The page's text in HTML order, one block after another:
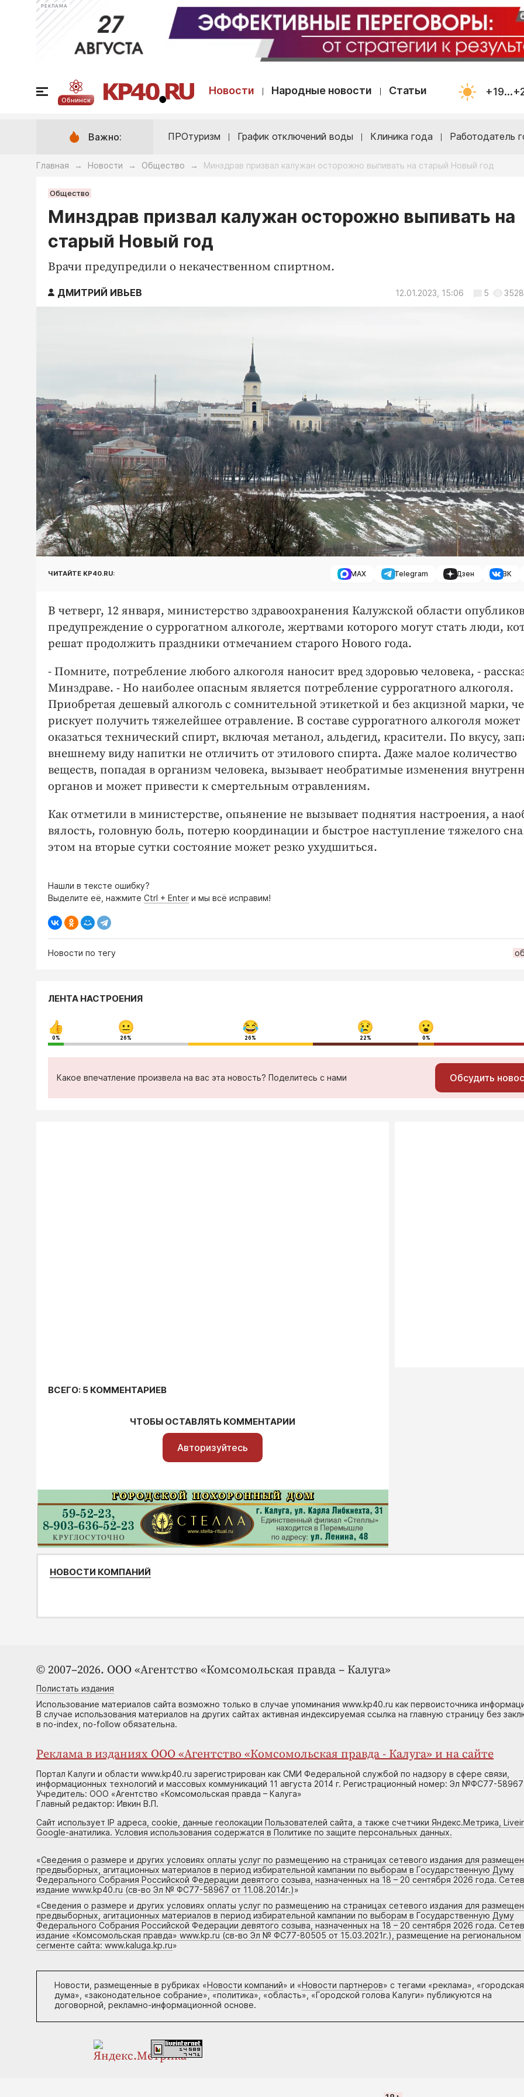
РЕКЛАМА
Обнинск
Новости Народные новости Статьи
Важно: ПРОтуризм График отключений воды Клиника года Работодатель
Главная → Новости → Общество → Минздрав призвал калужан осторожно выпивать на старый Новый год
Общество
Минздрав призвал калужан осторожно выпивать на
старый Новый год
Врачи предупредили о некачественном спиртном.
ДМИТРИЙ ИВЬЕВ 12.01.2023, 15:06 5 3528
ЧИТАЙТЕ KP40.RU: MAX Telegram Дзен ВК
В четверг, 12 января, министерство здравоохранения Калужской области
предупреждение о суррогатном алкоголе, жертвами которого могут стать люди,
решат продолжить праздники отмечанием старого Нового года.
- Помните, потребление любого алкоголя наносит вред здоровью человека, -
Минздраве. - Но наиболее опасным является потребление суррогатного алкоголя.
Приобретая дешевый алкоголь с сомнительной этикеткой и без акцизной марки,
рискует получить тяжелейшее отравление. В составе суррогатного алкоголя может
оказаться технический спирт, включая метанол, альдегид, красители. По вкусу,
внешнему виду напитки не отличить от этилового спирта. Даже малое количество
веществ, попадая в организм человека, вызывает необратимые изменения
органов и может привести к смертельным отравлениям.
Как отметили в министерстве, опьянение не вызывает поднятия настроения, а
вялость, головную боль, потерю координации и быстрое наступление тяжелого
этом на вторые сутки состояние может резко ухудшиться.
Нашли в тексте ошибку?
Выделите её, нажмите Ctrl + Enter и мы всё исправим!
Новости по тегу
ЛЕНТА НАСТРОЕНИЯ
0% 26% 26% 22% 0%
Какое впечатление произвела на вас эта новость? Поделитесь с нами Обсудить
ВСЕГО: 5 КОММЕНТАРИЕВ
ЧТОБЫ ОСТАВЛЯТЬ КОММЕНТАРИИ
Авторизуйтесь
НОВОСТИ КОМПАНИЙ
© 2007–2026. ООО «Агентство «Комсомольская правда – Калуга»
Полистать издания
Использование материалов сайта возможно только в случае упоминания www.kp40.ru как первоисточника
В случае использования материалов на других сайтах активная индексируемая ссылка на главную страницу без
в no-index, no-follow обязательна.
Реклама в изданиях ООО «Агентство «Комсомольская правда - Калуга» и на сайте
Портал Калуги и области www.kp40.ru зарегистрирован как СМИ Федеральной службой по надзору в сфере связи,
информационных технологий и массовых коммуникаций 11 августа 2014 г. Регистрационный номер: Эл №ФС77-58967
Учредитель: ООО «Агентство «Комсомольская правда – Калуга»
Главный редактор: Ивкин В.П.
Сайт использует IP адреса, cookie, данные геолокации Пользователей сайта, а также счетчики Яндекс.Метрика,
Google-анатилика. Условия использования содержатся в Политике по защите персональных данных.
«Сведения о размере и других условиях оплаты услуг по размещению на страницах сетевого издания для
предвыборных, агитационных материалов в период избирательной кампании по выборам в Государственную Думу
Федерального Собрания Российской Федерации девятого созыва, назначенных на 18 – 20 сентября 2026 года.
издание www.kp40.ru (св-во Эл № ФС77-58967 от 11.08.2014г.)»
«Сведения о размере и других условиях оплаты услуг по размещению на страницах сетевого издания для
предвыборных, агитационных материалов в период избирательной кампании по выборам в Государственную Думу
Федерального Собрания Российской Федерации девятого созыва, назначенных на 18 – 20 сентября 2026 года.
издание «Комсомольская правда» www.kp.ru (св-во Эл № ФС77-80505 от 15.03.2021г.), размещение на региональном
сегменте сайта: www.kaluga.kp.ru»
Новости, размещенные в рубриках «Новости компаний» и «Новости партнеров» с тегами «реклама», «городская
дума», «законодательное собрание», «политика», «область», «Городской голова Калуги» публикуются на
договорной, рекламно-информационной основе.